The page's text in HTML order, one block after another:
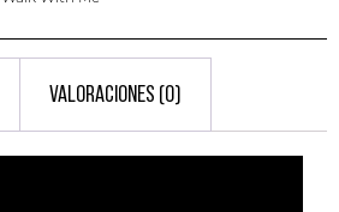
VALORACIONES (0)